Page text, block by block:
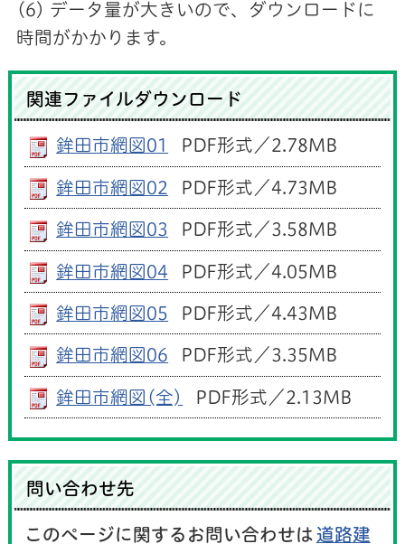
(6) データ量が大きいので、ダウンロードに
時間がかかります。
関連ファイルダウンロード
鉾田市網図01 PDF形式／2.78MB
鉾田市網図02 PDF形式／4.73MB
鉾田市網図03 PDF形式／3.58MB
鉾田市網図04 PDF形式／4.05MB
鉾田市網図05 PDF形式／4.43MB
鉾田市網図06 PDF形式／3.35MB
鉾田市網図(全) PDF形式／2.13MB
問い合わせ先
このページに関するお問い合わせは 道路建